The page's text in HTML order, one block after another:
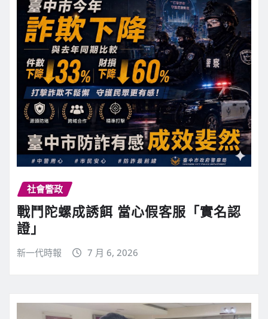
社會警政
戰鬥陀螺成誘餌 當心假客服「實名認
證」
新一代時報 7 月 6, 2026